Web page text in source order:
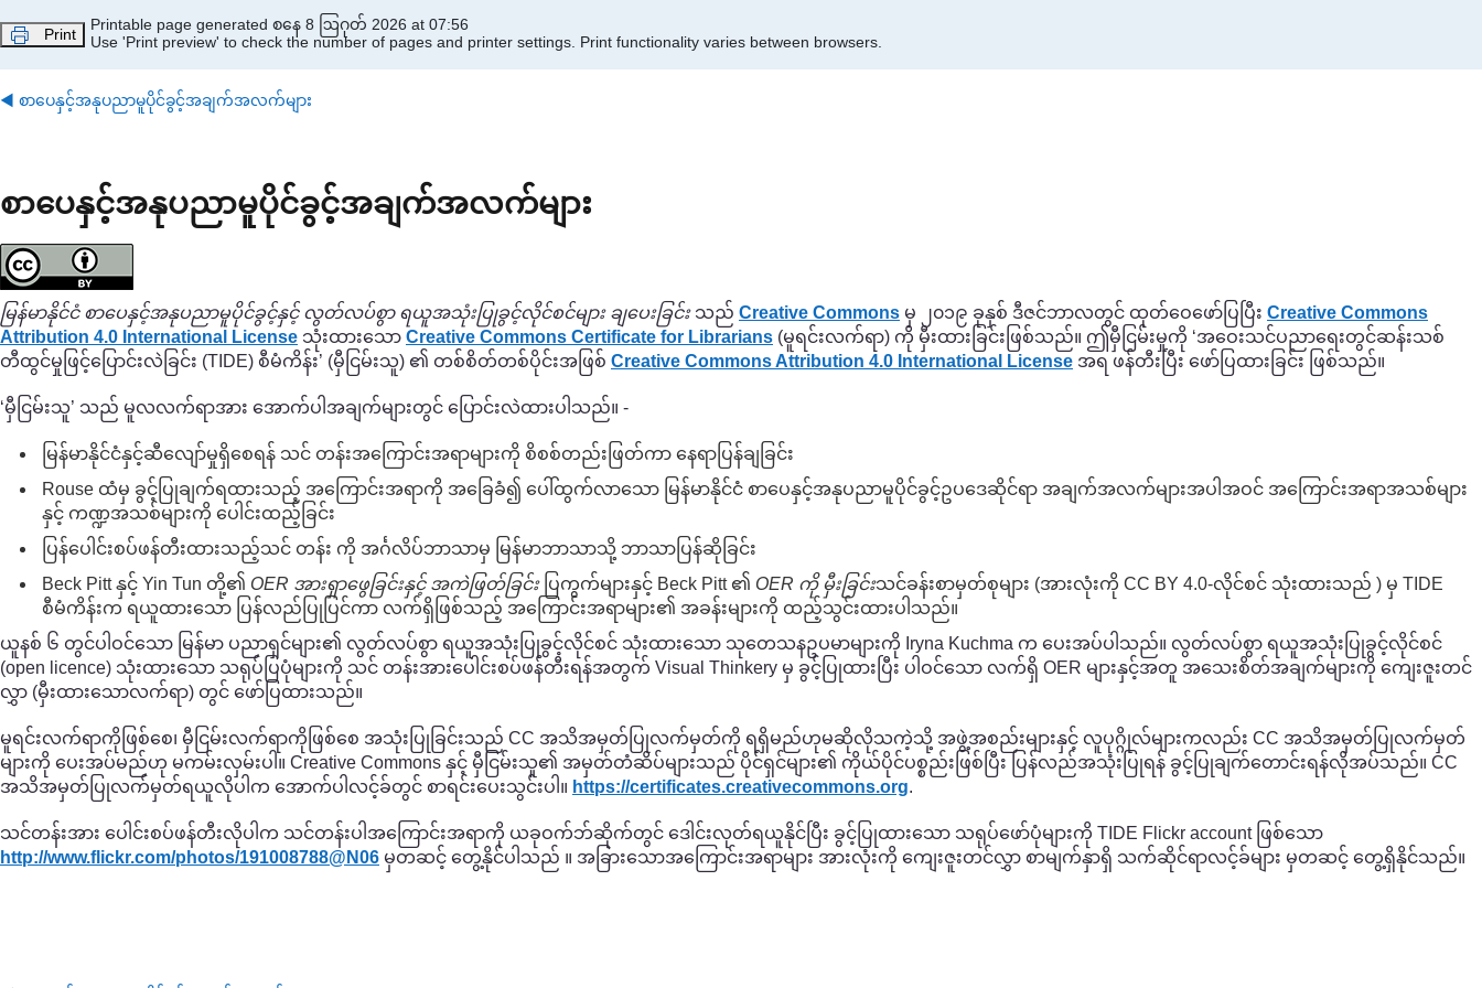
Print
Printable page generated စနေ 8 ဩဂုတ် 2026 at 07:56
Use 'Print preview' to check the number of pages and printer settings. Print functionality varies between browsers.
◀︎ စာပေနှင့်အနုပညာမူပိုင်ခွင့်အချက်အလက်များ
စာပေနှင့်အနုပညာမူပိုင်ခွင့်အချက်အလက်များ
မြန်မာနိုင်ငံ စာပေနှင့်အနုပညာမူပိုင်ခွင့်နှင့် လွတ်လပ်စွာ ရယူအသုံးပြုခွင့်လိုင်စင်များ ချပေးခြင်း သည် Creative Commons မှ ၂၀၁၉ ခုနှစ် ဒီဇင်ဘာလတွင် ထုတ်ဝေဖော်ပြပြီး Creative Commons
Attribution 4.0 International License သုံးထားသော Creative Commons Certificate for Librarians (မူရင်းလက်ရာ) ကို မှီးထားခြင်းဖြစ်သည်။ ဤမှီငြမ်းမှုကို ‘အဝေးသင်ပညာရေးတွင်ဆန်းသစ်
တီထွင်မှုဖြင့်ပြောင်းလဲခြင်း (TIDE) စီမံကိန်း’ (မှီငြမ်းသူ) ၏ တစ်စိတ်တစ်ပိုင်းအဖြစ် Creative Commons Attribution 4.0 International License အရ ဖန်တီးပြီး ဖော်ပြထားခြင်း ဖြစ်သည်။
‘မှီငြမ်းသူ’ သည် မူလလက်ရာအား အောက်ပါအချက်များတွင် ပြောင်းလဲထားပါသည်။ -
မြန်မာနိုင်ငံနှင့်ဆီလျော်မှုရှိစေရန် သင် တန်းအကြောင်းအရာများကို စိစစ်တည်းဖြတ်ကာ နေရာပြန်ချခြင်း
Rouse ထံမှ ခွင့်ပြုချက်ရထားသည့် အကြောင်းအရာကို အခြေခံ၍ ပေါ်ထွက်လာသော မြန်မာနိုင်ငံ စာပေနှင့်အနုပညာမူပိုင်ခွင့်ဥပဒေဆိုင်ရာ အချက်အလက်များအပါအဝင် အကြောင်းအရာအသစ်များ
နှင့် ကဏ္ဍအသစ်များကို ပေါင်းထည့်ခြင်း
ပြန်ပေါင်းစပ်ဖန်တီးထားသည့်သင် တန်း ကို အင်္ဂလိပ်ဘာသာမှ မြန်မာဘာသာသို့ ဘာသာပြန်ဆိုခြင်း
Beck Pitt နှင့် Yin Tun တို့၏ OER အားရှာဖွေခြင်းနှင့် အကဲဖြတ်ခြင်းပြကွက်များနှင့် Beck Pitt ၏ OER ကို မှီးခြင်းသင်ခန်းစာမှတ်စုများ (အားလုံးကို CC BY 4.0-လိုင်စင် သုံးထားသည် ) မှ TIDE
စီမံကိန်းက ရယူထားသော ပြန်လည်ပြုပြင်ကာ လက်ရှိဖြစ်သည့် အကြောင်းအရာများ၏ အခန်းများကို ထည့်သွင်းထားပါသည်။
ယူနစ် ၆ တွင်ပါဝင်သော မြန်မာ ပညာရှင်များ၏ လွတ်လပ်စွာ ရယူအသုံးပြုခွင့်လိုင်စင် သုံးထားသော သုတေသနဥပမာများကို Iryna Kuchma က ပေးအပ်ပါသည်။ လွတ်လပ်စွာ ရယူအသုံးပြုခွင့်လိုင်စင်
(open licence) သုံးထားသော သရုပ်ပြပုံများကို သင် တန်းအားပေါင်းစပ်ဖန်တီးရန်အတွက် Visual Thinkery မှ ခွင့်ပြုထားပြီး ပါဝင်သော လက်ရှိ OER များနှင့်အတူ အသေးစိတ်အချက်များကို ကျေးဇူးတင်
လွှာ (မှီးထားသောလက်ရာ) တွင် ဖော်ပြထားသည်။
မူရင်းလက်ရာကိုဖြစ်စေ၊ မှီငြမ်းလက်ရာကိုဖြစ်စေ အသုံးပြုခြင်းသည် CC အသိအမှတ်ပြုလက်မှတ်ကို ရရှိမည်ဟုမဆိုလိုသကဲ့သို့ အဖွဲ့အစည်းများနှင့် လူပုဂ္ဂိုလ်များကလည်း CC အသိအမှတ်ပြုလက်မှတ်
များကို ပေးအပ်မည်ဟု မကမ်းလှမ်းပါ။ Creative Commons နှင့် မှီငြမ်းသူ၏ အမှတ်တံဆိပ်များသည် ပိုင်ရှင်များ၏ ကိုယ်ပိုင်ပစ္စည်းဖြစ်ပြီး ပြန်လည်အသုံးပြုရန် ခွင့်ပြုချက်တောင်းရန်လိုအပ်သည်။ CC
အသိအမှတ်ပြုလက်မှတ်ရယူလိုပါက အောက်ပါလင့်ခ်တွင် စာရင်းပေးသွင်းပါ။ https://certificates.creativecommons.org.
သင်တန်းအား ပေါင်းစပ်ဖန်တီးလိုပါက သင်တန်းပါအကြောင်းအရာကို ယခုဝက်ဘ်ဆိုက်တွင် ဒေါင်းလုတ်ရယူနိုင်ပြီး ခွင့်ပြုထားသော သရုပ်ဖော်ပုံများကို TIDE Flickr account ဖြစ်သော
http://www.flickr.com/photos/191008788@N06 မှတဆင့် တွေ့နိုင်ပါသည် ။ အခြားသောအကြောင်းအရာများ အားလုံးကို ကျေးဇူးတင်လွှာ စာမျက်နှာရှိ သက်ဆိုင်ရာလင့်ခ်များ မှတဆင့် တွေ့ရှိနိုင်သည်။